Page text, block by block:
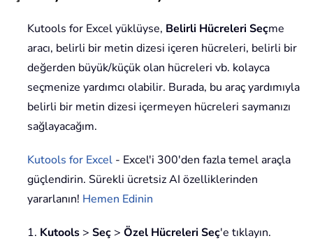
Kutools for Excel yüklüyse, Belirli Hücreleri Seçme
aracı, belirli bir metin dizesi içeren hücreleri, belirli bir
değerden büyük/küçük olan hücreleri vb. kolayca
seçmenize yardımcı olabilir. Burada, bu araç yardımıyla
belirli bir metin dizesi içermeyen hücreleri saymanızı
sağlayacağım.
Kutools for Excel - Excel'i 300'den fazla temel araçla
güçlendirin. Sürekli ücretsiz AI özelliklerinden
yararlanın! Hemen Edinin
1. Kutools > Seç > Özel Hücreleri Seç'e tıklayın.